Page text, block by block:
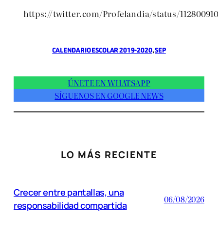
https://twitter.com/Profelandia/status/
CALENDARIO ESCOLAR 2019-2020, SEP
ÚNETE EN WHATSAPP
SÍGUENOS EN GOOGLE NEWS
LO MÁS RECIENTE
Crecer entre pantallas, una
responsabilidad compartida
06/08/2026